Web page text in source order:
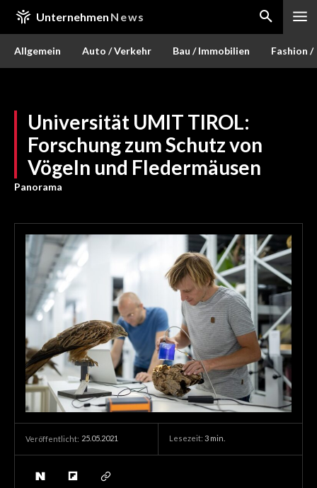
Unternehmen News
Allgemein Auto / Verkehr Bau / Immobilien Fashion /
Universität UMIT TIROL:
Forschung zum Schutz von
Vögeln und Fledermäusen
Panorama
Veröffentlicht: 25.05.2021 Lesezeit: 3 min.